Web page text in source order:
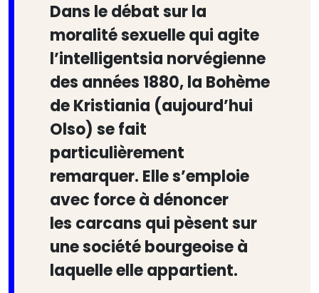
Dans le débat sur la
moralité sexuelle qui agite
l’intelligentsia norvégienne
des années 1880, la Bohème
de Kristiania (aujourd’hui
Olso) se fait
particulièrement
remarquer. Elle s’emploie
avec force à dénoncer
les carcans qui pèsent sur
une société bourgeoise à
laquelle elle appartient.